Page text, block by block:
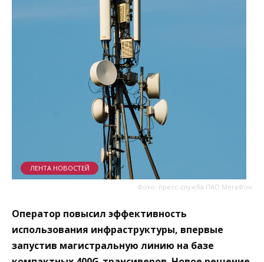
Фото: пресс-служба ПАО МегаФон
ЛЕНТА НОВОСТЕЙ
Оператор повысил эффективность
использования инфраструктуры, впервые
запустив магистральную линию на базе